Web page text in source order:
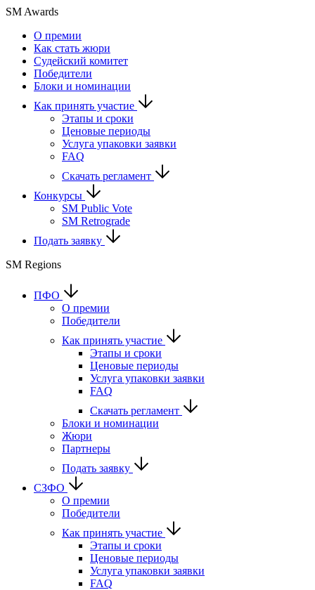
SM Awards
О премии
Как стать жюри
Судейский комитет
Победители
Блоки и номинации
Как принять участие
Этапы и сроки
Ценовые периоды
Услуга упаковки заявки
FAQ
Скачать регламент
Конкурсы
SM Public Vote
SM Retrograde
Подать заявку
SM Regions
ПФО
О премии
Победители
Как принять участие
Этапы и сроки
Ценовые периоды
Услуга упаковки заявки
FAQ
Скачать регламент
Блоки и номинации
Жюри
Партнеры
Подать заявку
СЗФО
О премии
Победители
Как принять участие
Этапы и сроки
Ценовые периоды
Услуга упаковки заявки
FAQ